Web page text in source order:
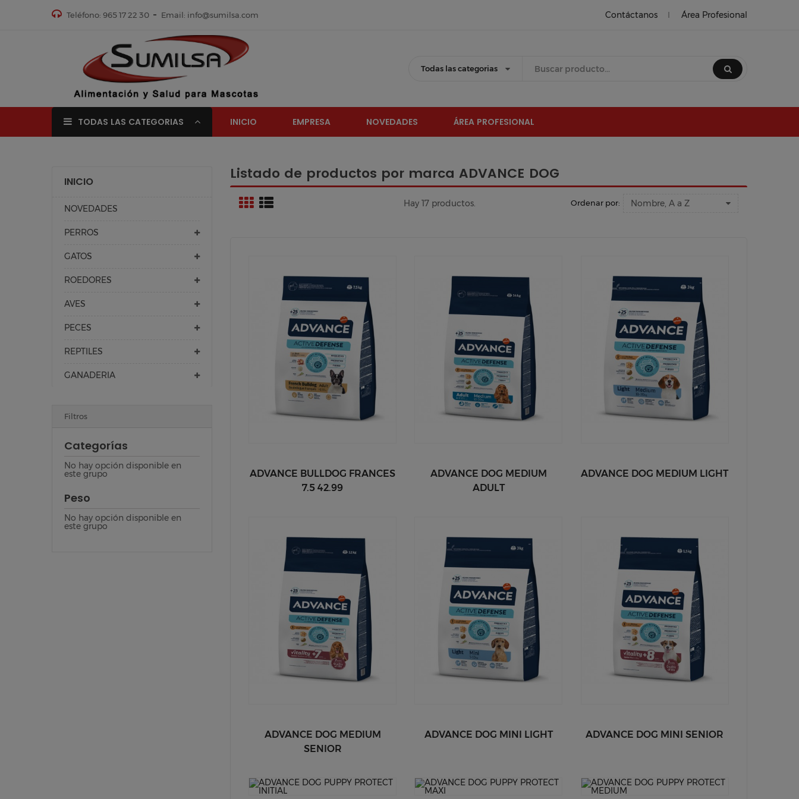
Contáctanos Área Profesional
Teléfono: 965 17 22 30 Email: info@sumilsa.com
Todas las categorias
TODAS LAS CATEGORIAS INICIO EMPRESA NOVEDADES ÁREA PROFESIONAL
INICIO
NOVEDADES
PERROS
GATOS
ROEDORES
AVES
PECES
REPTILES
GANADERIA
Filtros
Categorías
No hay opción disponible en
este grupo
Peso
No hay opción disponible en
este grupo
Listado de productos por marca ADVANCE DOG
Hay 17 productos. Ordenar por: Nombre, A a Z
ADVANCE BULLDOG FRANCES
7.5 42.99
ADVANCE DOG MEDIUM
ADULT
ADVANCE DOG MEDIUM LIGHT
ADVANCE DOG MEDIUM
SENIOR
ADVANCE DOG MINI LIGHT ADVANCE DOG MINI SENIOR